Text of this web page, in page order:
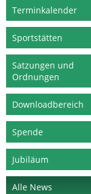
Terminkalender
Sportstätten
Satzungen und
Ordnungen
Downloadbereich
Spende
Jubiläum
Alle News